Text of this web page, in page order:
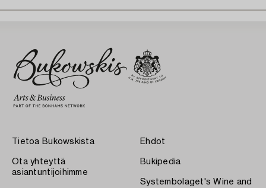
Tietoa Bukowskista
Ota yhteyttä
asiantuntijoihimme
Ehdot
Bukipedia
Systembolaget's Wine and